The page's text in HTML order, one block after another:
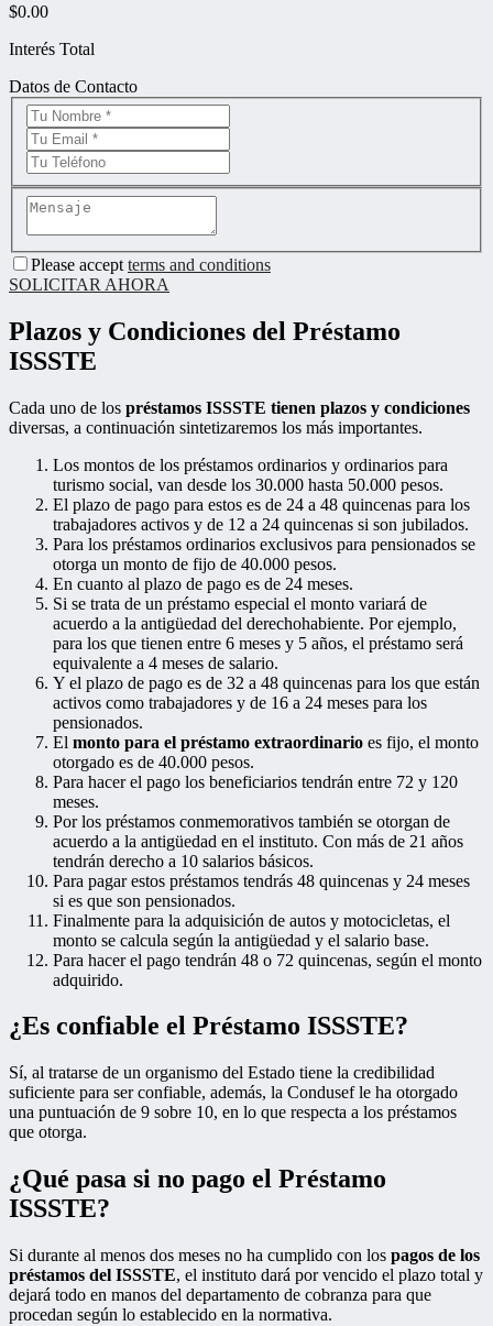
$0.00
Interés Total
Datos de Contacto
Please accept terms and conditions
SOLICITAR AHORA
Plazos y Condiciones del Préstamo
ISSSTE
Cada uno de los préstamos ISSSTE tienen plazos y condiciones
diversas, a continuación sintetizaremos los más importantes.
Los montos de los préstamos ordinarios y ordinarios para
turismo social, van desde los 30.000 hasta 50.000 pesos.
El plazo de pago para estos es de 24 a 48 quincenas para los
trabajadores activos y de 12 a 24 quincenas si son jubilados.
Para los préstamos ordinarios exclusivos para pensionados se
otorga un monto de fijo de 40.000 pesos.
En cuanto al plazo de pago es de 24 meses.
Si se trata de un préstamo especial el monto variará de
acuerdo a la antigüedad del derechohabiente. Por ejemplo,
para los que tienen entre 6 meses y 5 años, el préstamo será
equivalente a 4 meses de salario.
Y el plazo de pago es de 32 a 48 quincenas para los que están
activos como trabajadores y de 16 a 24 meses para los
pensionados.
El monto para el préstamo extraordinario es fijo, el monto
otorgado es de 40.000 pesos.
Para hacer el pago los beneficiarios tendrán entre 72 y 120
meses.
Por los préstamos conmemorativos también se otorgan de
acuerdo a la antigüedad en el instituto. Con más de 21 años
tendrán derecho a 10 salarios básicos.
Para pagar estos préstamos tendrás 48 quincenas y 24 meses
si es que son pensionados.
Finalmente para la adquisición de autos y motocicletas, el
monto se calcula según la antigüedad y el salario base.
Para hacer el pago tendrán 48 o 72 quincenas, según el monto
adquirido.
¿Es confiable el Préstamo ISSSTE?
Sí, al tratarse de un organismo del Estado tiene la credibilidad
suficiente para ser confiable, además, la Condusef le ha otorgado
una puntuación de 9 sobre 10, en lo que respecta a los préstamos
que otorga.
¿Qué pasa si no pago el Préstamo
ISSSTE?
Si durante al menos dos meses no ha cumplido con los pagos de los
préstamos del ISSSTE, el instituto dará por vencido el plazo total y
dejará todo en manos del departamento de cobranza para que
procedan según lo establecido en la normativa.